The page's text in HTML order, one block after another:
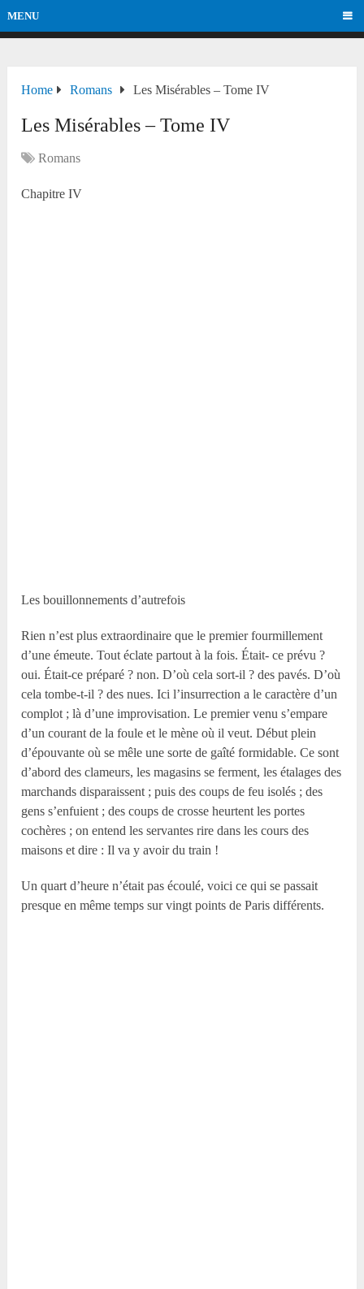
MENU
Home Romans Les Misérables – Tome IV
Les Misérables – Tome IV
Romans
Chapitre IV
Les bouillonnements d’autrefois
Rien n’est plus extraordinaire que le premier fourmillement
d’une émeute. Tout éclate partout à la fois. Était- ce prévu ?
oui. Était-ce préparé ? non. D’où cela sort-il ? des pavés. D’où
cela tombe-t-il ? des nues. Ici l’insurrection a le caractère d’un
complot ; là d’une improvisation. Le premier venu s’empare
d’un courant de la foule et le mène où il veut. Début plein
d’épouvante où se mêle une sorte de gaîté formidable. Ce sont
d’abord des clameurs, les magasins se ferment, les étalages des
marchands disparaissent ; puis des coups de feu isolés ; des
gens s’enfuient ; des coups de crosse heurtent les portes
cochères ; on entend les servantes rire dans les cours des
maisons et dire : Il va y avoir du train !
Un quart d’heure n’était pas écoulé, voici ce qui se passait
presque en même temps sur vingt points de Paris différents.